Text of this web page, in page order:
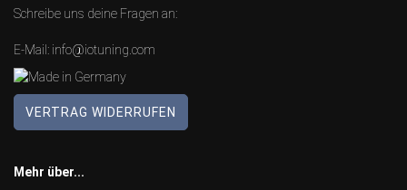
Schreibe uns deine Fragen an:
E-Mail: info@iotuning.com
VERTRAG WIDERRUFEN
Mehr über...